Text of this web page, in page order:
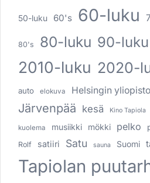
50-luku 60's 60-luku
80's 80-luku 90-luku
2010-luku 2020-
auto elokuva Helsingin yliopisto
Järvenpää kesä Kino Tapiola
kuolema musiikki mökki pelko
Rolf satiiri Satu sauna Suomi
Tapiolan